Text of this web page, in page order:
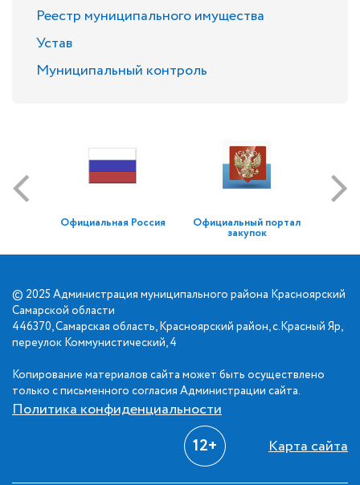
Реестр муниципального имущества
Устав
Муниципальный контроль
Официальная Россия Официальный портал
закупок
© 2025 Администрация муниципального района Красноярский
Самарской области
446370, Самарская область, Красноярский район, с.Красный Яр,
переулок Коммунистический, 4
Копирование материалов сайта может быть осуществлено
только с письменного согласия Администрации сайта.
Политика конфиденциальности
12+ Карта сайта